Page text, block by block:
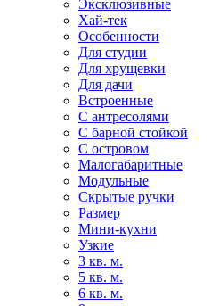
Эксклюзивные
Хай-тек
Особенности
Для студии
Для хрущевки
Для дачи
Встроенные
С антресолями
С барной стойкой
С островом
Малогабаритные
Модульные
Скрытые ручки
Размер
Мини-кухни
Узкие
3 кв. м.
5 кв. м.
6 кв. м.